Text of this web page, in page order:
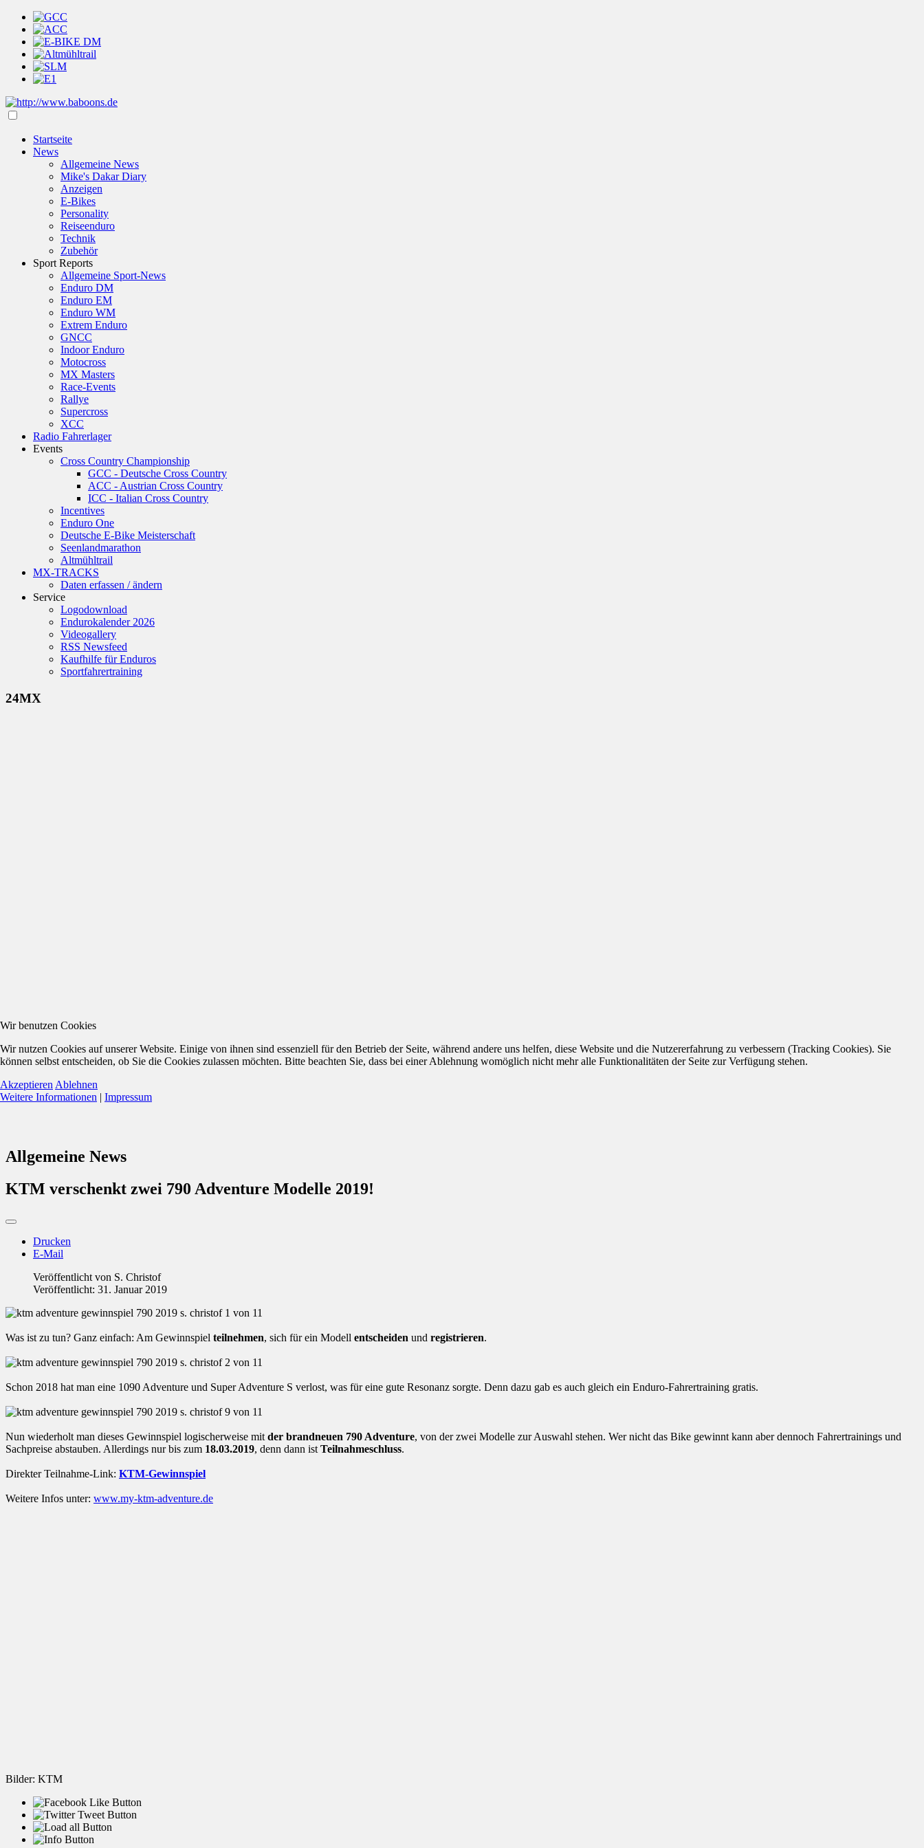
Startseite
News
Allgemeine News
Mike's Dakar Diary
Anzeigen
E-Bikes
Personality
Reiseenduro
Technik
Zubehör
Sport Reports
Allgemeine Sport-News
Enduro DM
Enduro EM
Enduro WM
Extrem Enduro
GNCC
Indoor Enduro
Motocross
MX Masters
Race-Events
Rallye
Supercross
XCC
Radio Fahrerlager
Events
Cross Country Championship
GCC - Deutsche Cross Country
ACC - Austrian Cross Country
ICC - Italian Cross Country
Incentives
Enduro One
Deutsche E-Bike Meisterschaft
Seenlandmarathon
Altmühltrail
MX-TRACKS
Daten erfassen / ändern
Service
Logodownload
Endurokalender 2026
Videogallery
RSS Newsfeed
Kaufhilfe für Enduros
Sportfahrertraining
24MX
Allgemeine News
KTM verschenkt zwei 790 Adventure Modelle 2019!
Drucken
E-Mail
Veröffentlicht von S. Christof
Veröffentlicht: 31. Januar 2019
Was ist zu tun? Ganz einfach: Am Gewinnspiel teilnehmen, sich für ein Modell entscheiden und registrieren.
Schon 2018 hat man eine 1090 Adventure und Super Adventure S verlost, was für eine gute Resonanz sorgte. Denn dazu gab es auch gleich ein Enduro-Fahrertraining gratis.
Nun wiederholt man dieses Gewinnspiel logischerweise mit der brandneuen 790 Adventure, von der zwei Modelle zur Auswahl stehen. Wer nicht das Bike gewinnt kann aber dennoch Fahrertrainings und
Sachpreise abstauben. Allerdings nur bis zum 18.03.2019, denn dann ist Teilnahmeschluss.
Direkter Teilnahme-Link: KTM-Gewinnspiel
Weitere Infos unter: www.my-ktm-adventure.de
Bilder: KTM
Wir benutzen Cookies
Wir nutzen Cookies auf unserer Website. Einige von ihnen sind essenziell für den Betrieb der Seite, während andere uns helfen, diese Website und die Nutzererfahrung zu verbessern (Tracking Cookies). Sie
können selbst entscheiden, ob Sie die Cookies zulassen möchten. Bitte beachten Sie, dass bei einer Ablehnung womöglich nicht mehr alle Funktionalitäten der Seite zur Verfügung stehen.
Akzeptieren Ablehnen
Weitere Informationen | Impressum